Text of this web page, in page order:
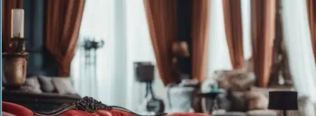
Ei saatavilla
Tuotekuvaus